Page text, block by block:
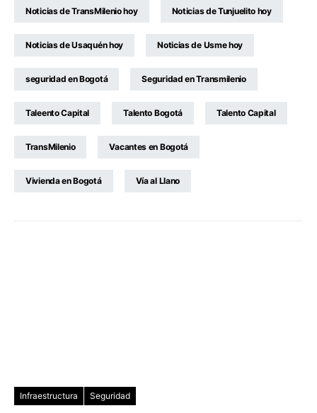
Noticias de TransMilenio hoy Noticias de Tunjuelito hoy
Noticias de Usaquén hoy Noticias de Usme hoy
seguridad en Bogotá Seguridad en Transmilenio
Taleento Capital Talento Bogotá Talento Capital
TransMilenio Vacantes en Bogotá
Vivienda en Bogotá Vía al Llano
Infraestructura Seguridad